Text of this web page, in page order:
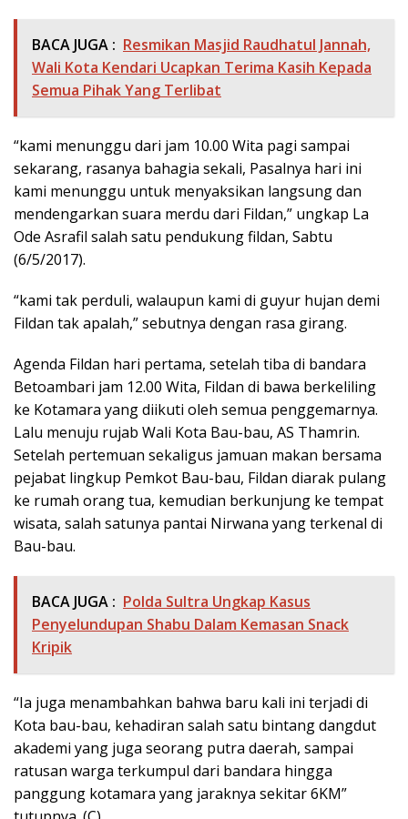
BACA JUGA : Resmikan Masjid Raudhatul Jannah,
Wali Kota Kendari Ucapkan Terima Kasih Kepada
Semua Pihak Yang Terlibat
“kami menunggu dari jam 10.00 Wita pagi sampai
sekarang, rasanya bahagia sekali, Pasalnya hari ini
kami menunggu untuk menyaksikan langsung dan
mendengarkan suara merdu dari Fildan,” ungkap La
Ode Asrafil salah satu pendukung fildan, Sabtu
(6/5/2017).
“kami tak perduli, walaupun kami di guyur hujan demi
Fildan tak apalah,” sebutnya dengan rasa girang.
Agenda Fildan hari pertama, setelah tiba di bandara
Betoambari jam 12.00 Wita, Fildan di bawa berkeliling
ke Kotamara yang diikuti oleh semua penggemarnya.
Lalu menuju rujab Wali Kota Bau-bau, AS Thamrin.
Setelah pertemuan sekaligus jamuan makan bersama
pejabat lingkup Pemkot Bau-bau, Fildan diarak pulang
ke rumah orang tua, kemudian berkunjung ke tempat
wisata, salah satunya pantai Nirwana yang terkenal di
Bau-bau.
BACA JUGA : Polda Sultra Ungkap Kasus
Penyelundupan Shabu Dalam Kemasan Snack
Kripik
“Ia juga menambahkan bahwa baru kali ini terjadi di
Kota bau-bau, kehadiran salah satu bintang dangdut
akademi yang juga seorang putra daerah, sampai
ratusan warga terkumpul dari bandara hingga
panggung kotamara yang jaraknya sekitar 6KM”